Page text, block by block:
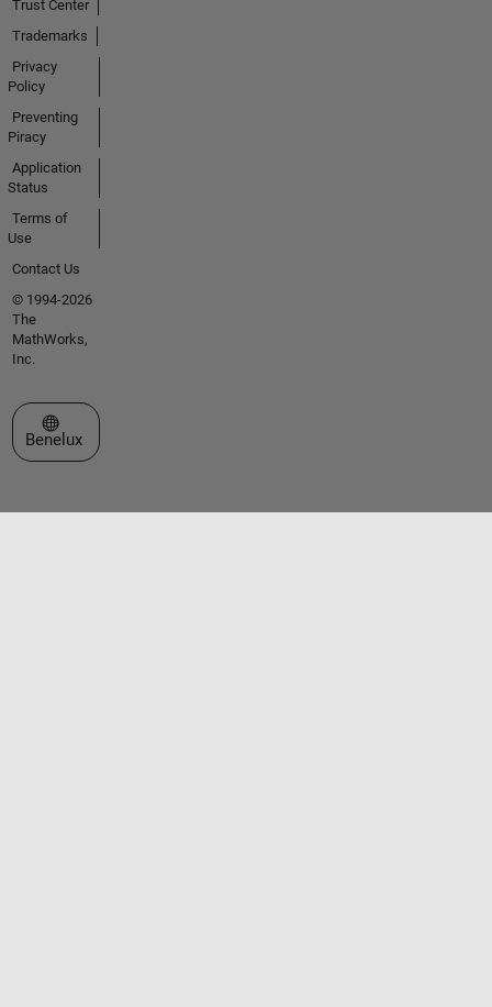
Trust Center
Trademarks
Privacy
Policy
Preventing
Piracy
Application
Status
Terms of
Use
Contact Us
© 1994-2026
The
MathWorks,
Inc.
Select a Web Site
Benelux